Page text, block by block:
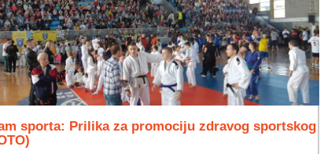
sporta: Prilika za promociju zdravog sportskog